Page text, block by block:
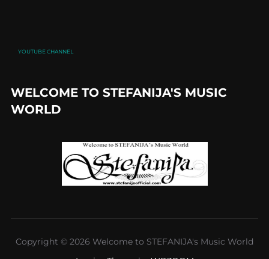
YOUTUBE CHANNEL
WELCOME TO STEFANIJA'S MUSIC
WORLD
Copyright © 2026 Welcome to STEFANIJA's Music World